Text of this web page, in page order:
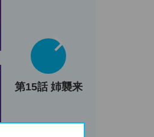
第15話 姉襲来